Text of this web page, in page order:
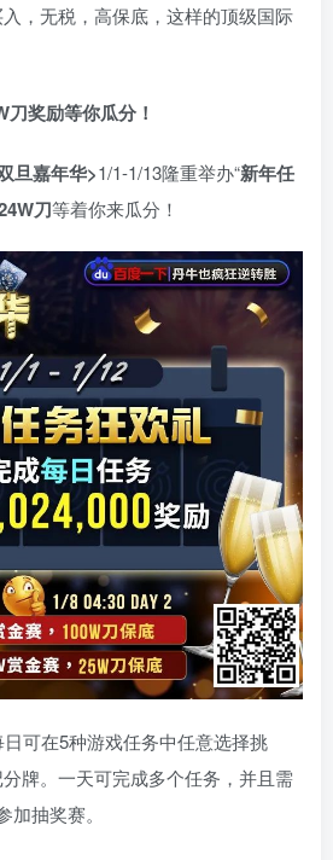
，无税，高保底，这样的顶级国际
刀奖励等你瓜分！
旦嘉年华>1/1-1/13隆重举办“新年任
刀等着你来瓜分！
可在5种游戏任务中任意选择挑
牌。一天可完成多个任务，并且需
抽奖赛。